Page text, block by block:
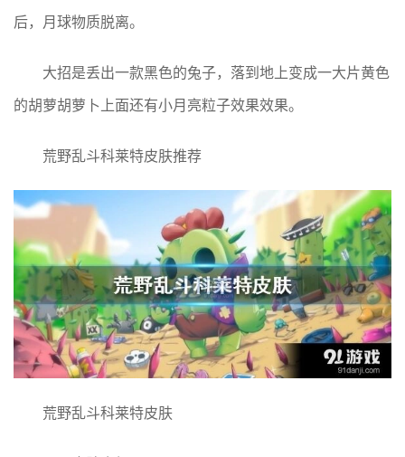
后，月球物质脱离。
大招是丢出一款黑色的兔子，落到地上变成一大片黄色
的胡萝胡萝卜上面还有小月亮粒子效果效果。
荒野乱斗科莱特皮肤推荐
荒野乱斗科莱特皮肤